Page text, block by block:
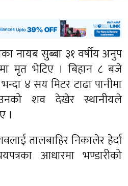
नायब सुब्बा ३१ वर्षीय अनुप
मृत भेटिए । बिहान ८ बजे
४ सय मिटर टाढा पानीमा
शव देखेर स्थानीयले
।
तालबाहिर निकालेर हेर्दा
आधारमा भण्डारीको